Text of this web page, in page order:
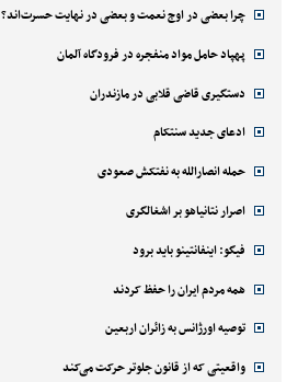
چرا بعضی در اوج نعمت و بعضی در نهایت حسرت‌اند؟
پهپاد حامل مواد منفجره در فرودگاه آلمان
دستگیری قاضی قلابی در مازندران
ادعای جدید سنتکام
حمله انصارالله به نفتکش صعودی
اصرار نتانیاهو بر اشغالگری
فیگو: اینفانتینو باید برود
همه مردم ایران را حفظ کردند
توصیه اورژانس به زائران اربعین
واقعیتی که از قانون جلوتر حرکت می‌کند